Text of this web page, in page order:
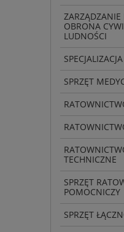
ZARZĄDZANIE
OBRONA
LUDNOŚCI
SPRZĘT
TECHNICZNE
SPRZĘT
POMOCNICZY
SPRZĘT